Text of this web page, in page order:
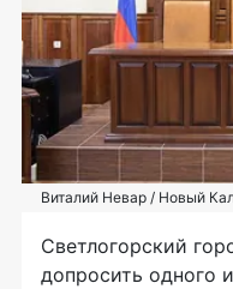
Виталий Невар / Новый
Светлогорский
допросить одного